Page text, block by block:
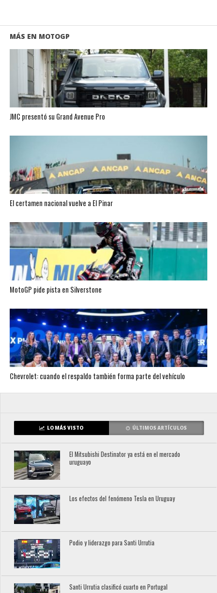
MÁS EN MOTOGP
JMC presentó su Grand Avenue Pro
El certamen nacional vuelve a El Pinar
MotoGP pide pista en Silverstone
Chevrolet: cuando el respaldo también forma parte del vehículo
LO MÁS VISTO ÚLTIMOS ARTÍCULOS
El Mitsubishi Destinator ya está en el mercado
uruguayo
Los efectos del fenómeno Tesla en Uruguay
Podio y liderazgo para Santi Urrutia
Santi Urrutia clasificó cuarto en Portugal